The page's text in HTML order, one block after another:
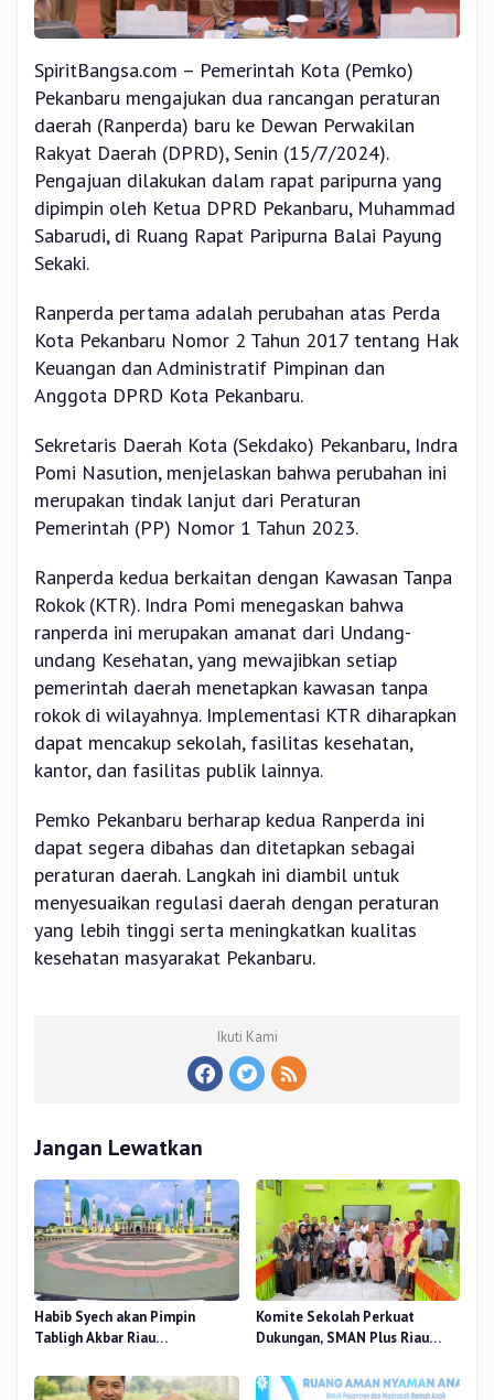
SpiritBangsa.com – Pemerintah Kota (Pemko)
Pekanbaru mengajukan dua rancangan peraturan
daerah (Ranperda) baru ke Dewan Perwakilan
Rakyat Daerah (DPRD), Senin (15/7/2024).
Pengajuan dilakukan dalam rapat paripurna yang
dipimpin oleh Ketua DPRD Pekanbaru, Muhammad
Sabarudi, di Ruang Rapat Paripurna Balai Payung
Sekaki.
Ranperda pertama adalah perubahan atas Perda
Kota Pekanbaru Nomor 2 Tahun 2017 tentang Hak
Keuangan dan Administratif Pimpinan dan
Anggota DPRD Kota Pekanbaru.
Sekretaris Daerah Kota (Sekdako) Pekanbaru, Indra
Pomi Nasution, menjelaskan bahwa perubahan ini
merupakan tindak lanjut dari Peraturan
Pemerintah (PP) Nomor 1 Tahun 2023.
Ranperda kedua berkaitan dengan Kawasan Tanpa
Rokok (KTR). Indra Pomi menegaskan bahwa
ranperda ini merupakan amanat dari Undang-
undang Kesehatan, yang mewajibkan setiap
pemerintah daerah menetapkan kawasan tanpa
rokok di wilayahnya. Implementasi KTR diharapkan
dapat mencakup sekolah, fasilitas kesehatan,
kantor, dan fasilitas publik lainnya.
Pemko Pekanbaru berharap kedua Ranperda ini
dapat segera dibahas dan ditetapkan sebagai
peraturan daerah. Langkah ini diambil untuk
menyesuaikan regulasi daerah dengan peraturan
yang lebih tinggi serta meningkatkan kualitas
kesehatan masyarakat Pekanbaru.
Ikuti Kami
Jangan Lewatkan
Habib Syech akan Pimpin
Tabligh Akbar Riau
Nur, Besok
Komite Sekolah Perkuat
Dukungan, SMAN Plus Riau
Pendidikan